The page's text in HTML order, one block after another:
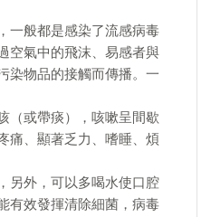
一般都是感染了流感病毒
空氣中的飛沫、易感者與
染物品的接觸而傳播。一
（或帶痰），咳嗽呈間歇
痛、顯著乏力、嗜睡、煩
另外，可以多喝水使口腔
有效發揮清除細菌，病毒